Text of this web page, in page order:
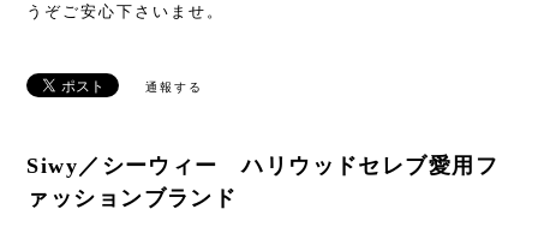
うぞご安心下さいませ。
通報する
Siwy／シーウィー ハリウッドセレブ愛用フ
ァッションブランド